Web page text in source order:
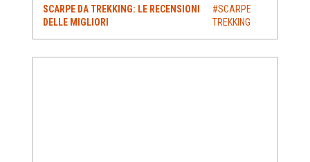
SCARPE DA TREKKING: LE RECENSIONI
DELLE MIGLIORI
#SCARPE
TREKKING